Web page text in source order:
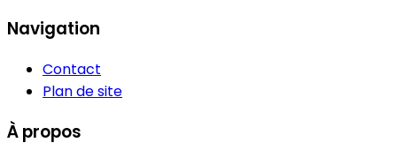
Navigation
Contact
Plan de site
À propos